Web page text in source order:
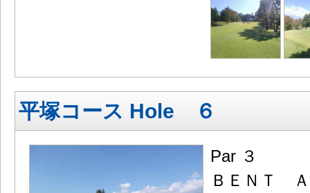
平塚コース Hole ６
Par ３
ＢＥＮＴ